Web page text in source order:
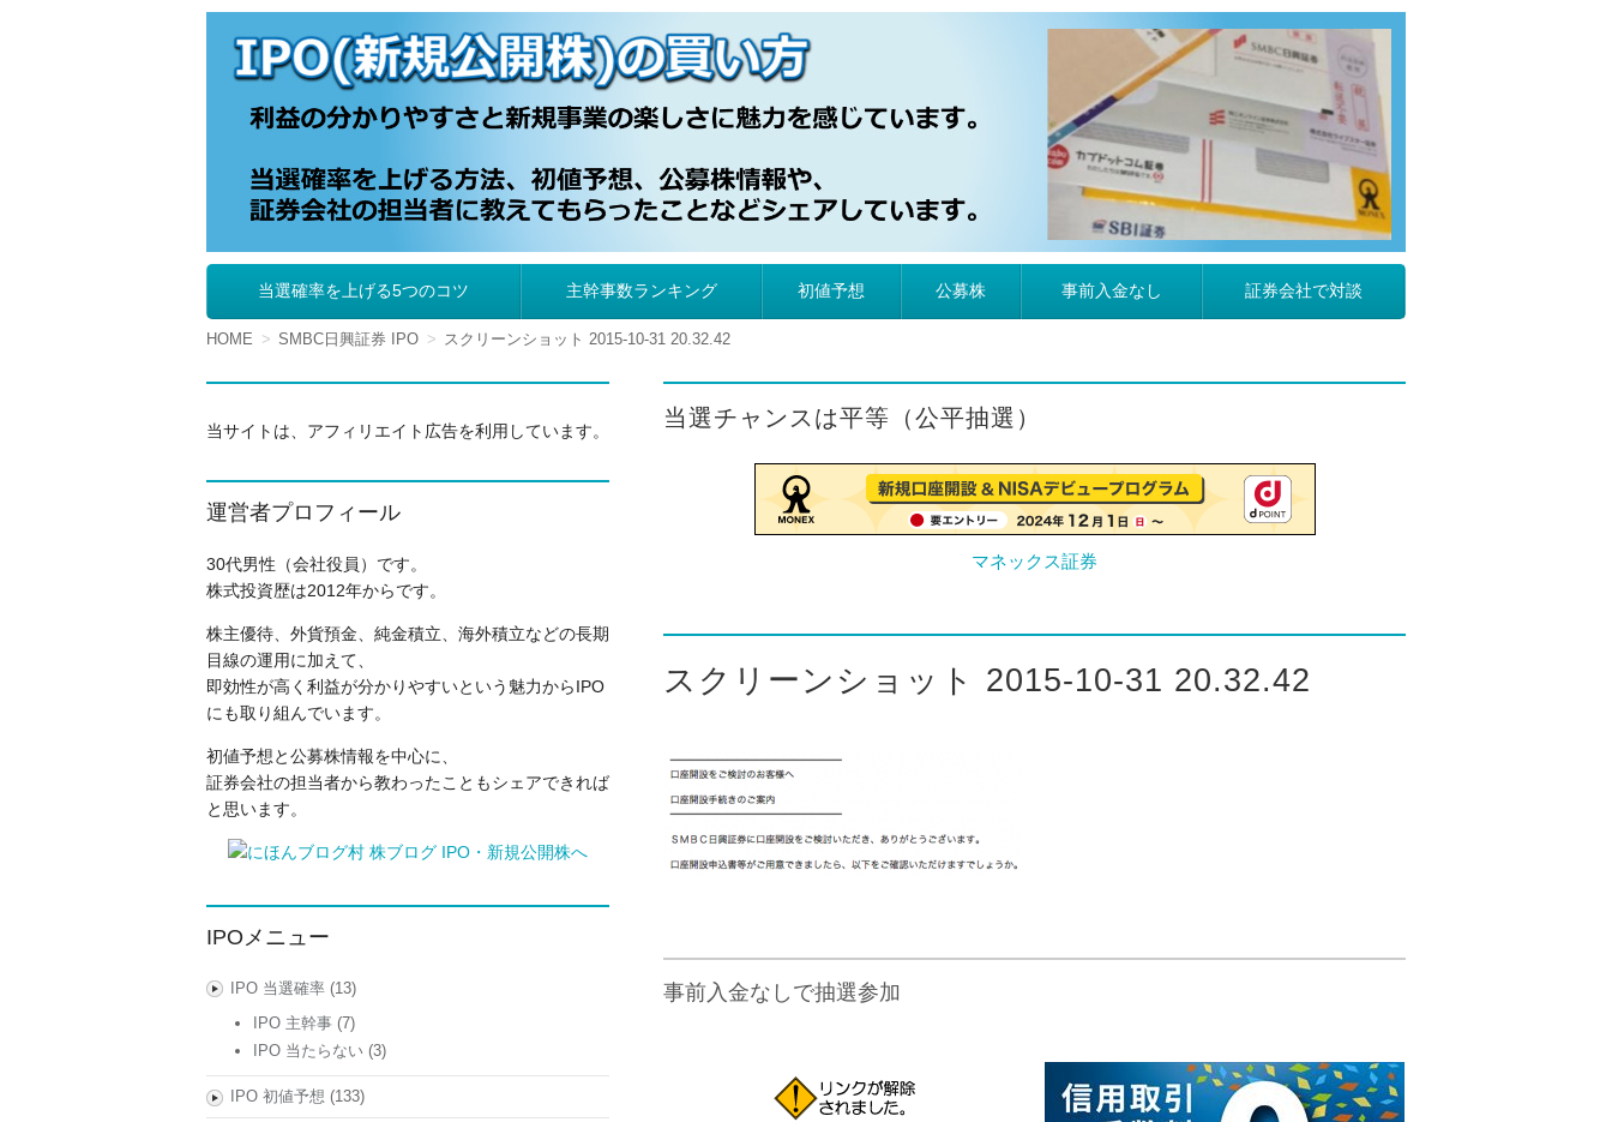
IPO（新規公開株）の買い方
ン
テ
ツ
移
当選確率を上げる5つのコツ 主幹事数ランキング 初値予想 公募株 事前入金なし 証券会社で対談
HOME SMBC日興証券 IPO スクリーンショット 2015-10-31 20.32.42
当選チャンスは平等（公平抽選）
マネックス証券
スクリーンショット 2015-10-31 20.32.42
事前入金なしで抽選参加
当サイトは、アフィリエイト広告を利用しています。
運営者プロフィール
30代男性（会社役員）です。
株式投資歴は2012年からです。
株主優待、外貨預金、純金積立、海外積立などの長期
目線の運用に加えて、
即効性が高く利益が分かりやすいという魅力からIPO
にも取り組んでいます。
初値予想と公募株情報を中心に、
証券会社の担当者から教わったこともシェアできれば
と思います。
IPOメニュー
IPO 当選確率(13)
IPO 主幹事 (7)
IPO 当たらない (3)
IPO 初値予想 (133)